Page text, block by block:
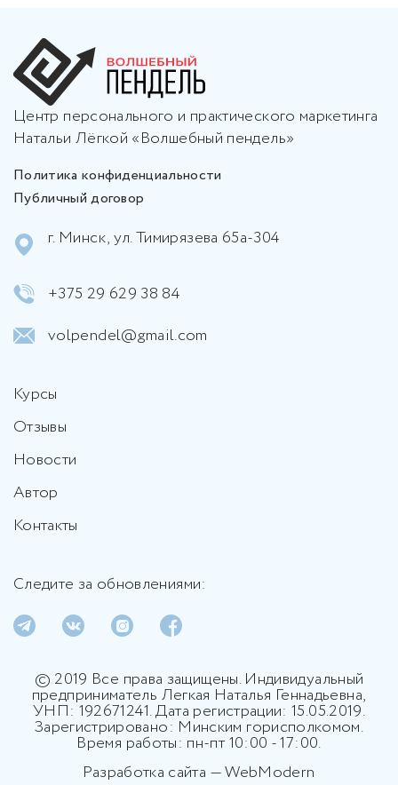
Центр персонального и практического маркетинга
Натальи Лёгкой «Волшебный пендель»
Политика конфиденциальности
Публичный договор
г. Минск, ул. Тимирязева 65а-304
+375 29 629 38 84
volpendel@gmail.com
Курсы
Отзывы
Новости
Автор
Контакты
Следите за обновлениями:
© 2019 Все права защищены. Индивидуальный
предприниматель Легкая Наталья Геннадьевна,
УНП: 192671241. Дата регистрации: 15.05.2019.
Зарегистрировано: Минским горисполкомом.
Время работы: пн-пт 10:00 - 17:00.
Разработка сайта — WebModern